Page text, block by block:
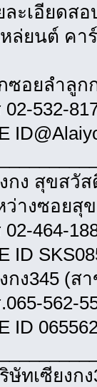
ยละเอี
หล่ยนต์ ค
กซอย
02-
งกง สุ
หว่างซ
02-
ID
งกง
.065-
ID
ษัทเซียงก